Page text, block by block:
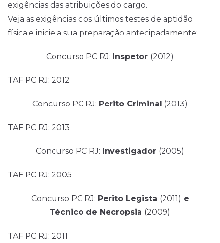
exigências das atribuições do cargo.
Veja as exigências dos últimos testes de aptidão
física e inicie a sua preparação antecipadamente:
Concurso PC RJ: Inspetor (2012)
TAF PC RJ: 2012
Concurso PC RJ: Perito Criminal (2013)
TAF PC RJ: 2013
Concurso PC RJ: Investigador (2005)
TAF PC RJ: 2005
Concurso PC RJ: Perito Legista (2011) e
Técnico de Necropsia (2009)
TAF PC RJ: 2011